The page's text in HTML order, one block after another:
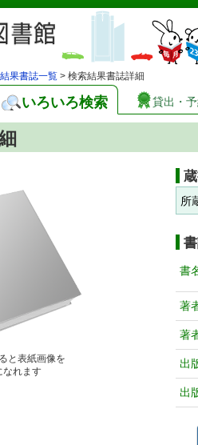
果書誌一覧 > 検索結果書誌詳細
いろいろ検索 貸出・
と表紙画像を
なれます
所
書
著
著
出
出